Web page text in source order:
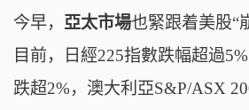
今早， 亞太市場也緊跟着美股“
目前，
日經225指數跌幅超過
跌超2%，澳大利亞S&P/ASX